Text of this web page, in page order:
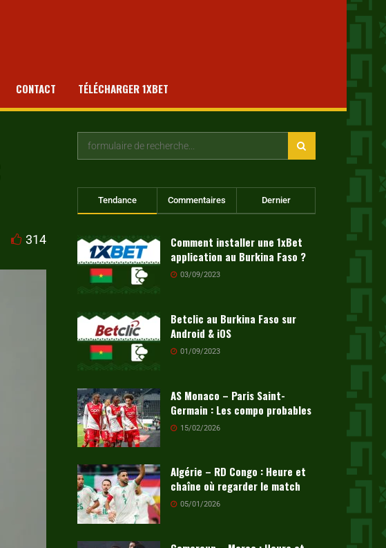
CONTACT TÉLÉCHARGER 1XBET
314
Tendance Commentaires Dernier
Comment installer une 1xBet
application au Burkina Faso ?
03/09/2023
Betclic au Burkina Faso sur
Android & iOS
01/09/2023
AS Monaco – Paris Saint-
Germain : Les compo probables
15/02/2026
Algérie – RD Congo : Heure et
chaîne où regarder le match
05/01/2026